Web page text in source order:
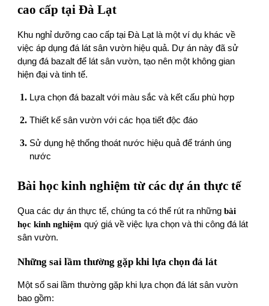
cao cấp tại Đà Lạt
Khu nghỉ dưỡng cao cấp tại Đà Lạt là một ví dụ khác về
việc áp dụng đá lát sân vườn hiệu quả. Dự án này đã sử
dụng đá bazalt để lát sân vườn, tạo nên một không gian
hiện đại và tinh tế.
Lựa chọn đá bazalt với màu sắc và kết cấu phù hợp
Thiết kế sân vườn với các họa tiết độc đáo
Sử dụng hệ thống thoát nước hiệu quả để tránh úng
nước
Bài học kinh nghiệm từ các dự án thực tế
Qua các dự án thực tế, chúng ta có thể rút ra nhữngbài
học kinh nghiệm quý giá về việc lựa chọn và thi công đá lát
sân vườn.
Những sai lầm thường gặp khi lựa chọn đá lát
Một số sai lầm thường gặp khi lựa chọn đá lát sân vườn
bao gồm: